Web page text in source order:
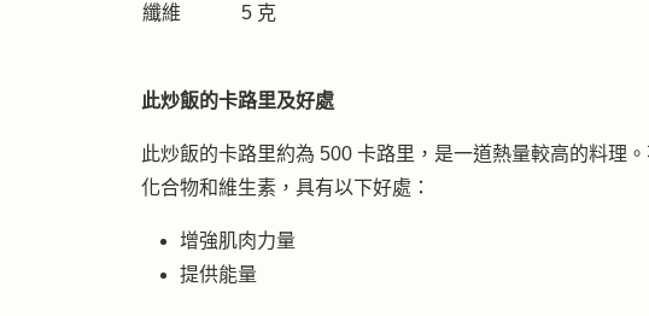
纖維
5 克
此炒飯的卡路里及好處
此炒飯的卡路里約為 500 卡路里，是一道熱量較高的料理
化合物和維生素，具有以下好處：
增強肌肉力量
提供能量